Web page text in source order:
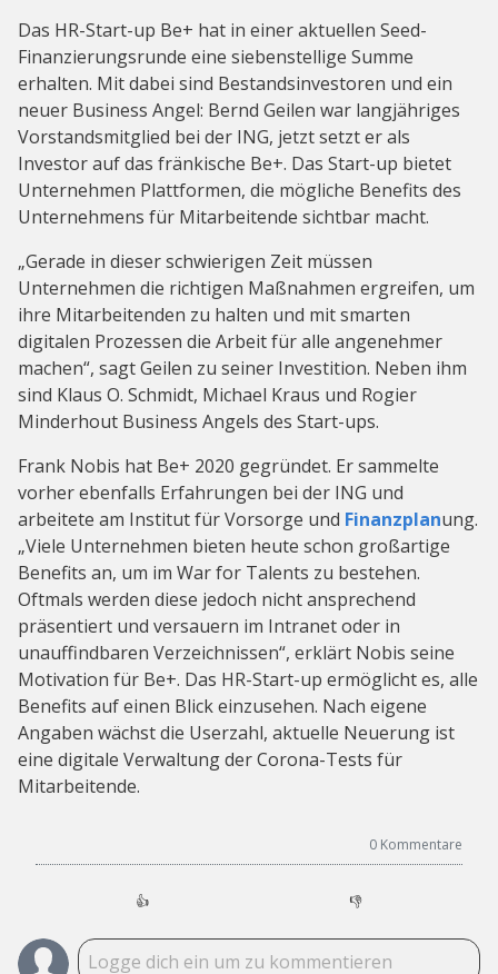
Das HR-Start-up Be+ hat in einer aktuellen Seed-
Finanzierungsrunde eine siebenstellige Summe
erhalten. Mit dabei sind Bestandsinvestoren und ein
neuer Business Angel: Bernd Geilen war langjähriges
Vorstandsmitglied bei der ING, jetzt setzt er als
Investor auf das fränkische Be+. Das Start-up bietet
Unternehmen Plattformen, die mögliche Benefits des
Unternehmens für Mitarbeitende sichtbar macht.
„Gerade in dieser schwierigen Zeit müssen
Unternehmen die richtigen Maßnahmen ergreifen, um
ihre Mitarbeitenden zu halten und mit smarten
digitalen Prozessen die Arbeit für alle angenehmer
machen“, sagt Geilen zu seiner Investition. Neben ihm
sind Klaus O. Schmidt, Michael Kraus und Rogier
Minderhout Business Angels des Start-ups.
Frank Nobis hat Be+ 2020 gegründet. Er sammelte
vorher ebenfalls Erfahrungen bei der ING und
arbeitete am Institut für Vorsorge und Finanzplanung.
„Viele Unternehmen bieten heute schon großartige
Benefits an, um im War for Talents zu bestehen.
Oftmals werden diese jedoch nicht ansprechend
präsentiert und versauern im Intranet oder in
unauffindbaren Verzeichnissen“, erklärt Nobis seine
Motivation für Be+. Das HR-Start-up ermöglicht es, alle
Benefits auf einen Blick einzusehen. Nach eigene
Angaben wächst die Userzahl, aktuelle Neuerung ist
eine digitale Verwaltung der Corona-Tests für
Mitarbeitende.
0 Kommentare
👍 👎